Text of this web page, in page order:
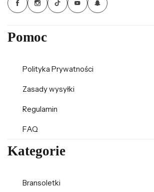
Pomoc
Polityka Prywatności
Zasady wysyłki
Regulamin
FAQ
Kategorie
Bransoletki